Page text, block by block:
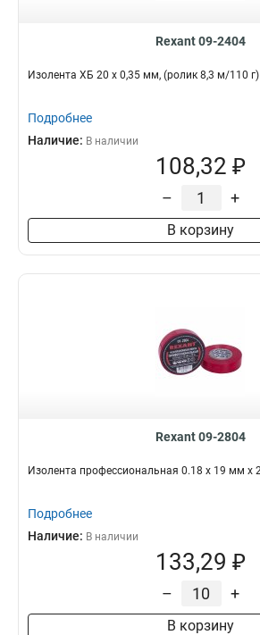
Rexant 09-2404
Изолента ХБ 20 х 0,35 мм, (ролик 8,3 м/110
Подробнее
Наличие: В наличии
108,32 ₽
– +
В корзину
Rexant 09-2804
Изолента профессиональная 0.18 х 19 мм х
Подробнее
Наличие: В наличии
133,29 ₽
– +
В корзину